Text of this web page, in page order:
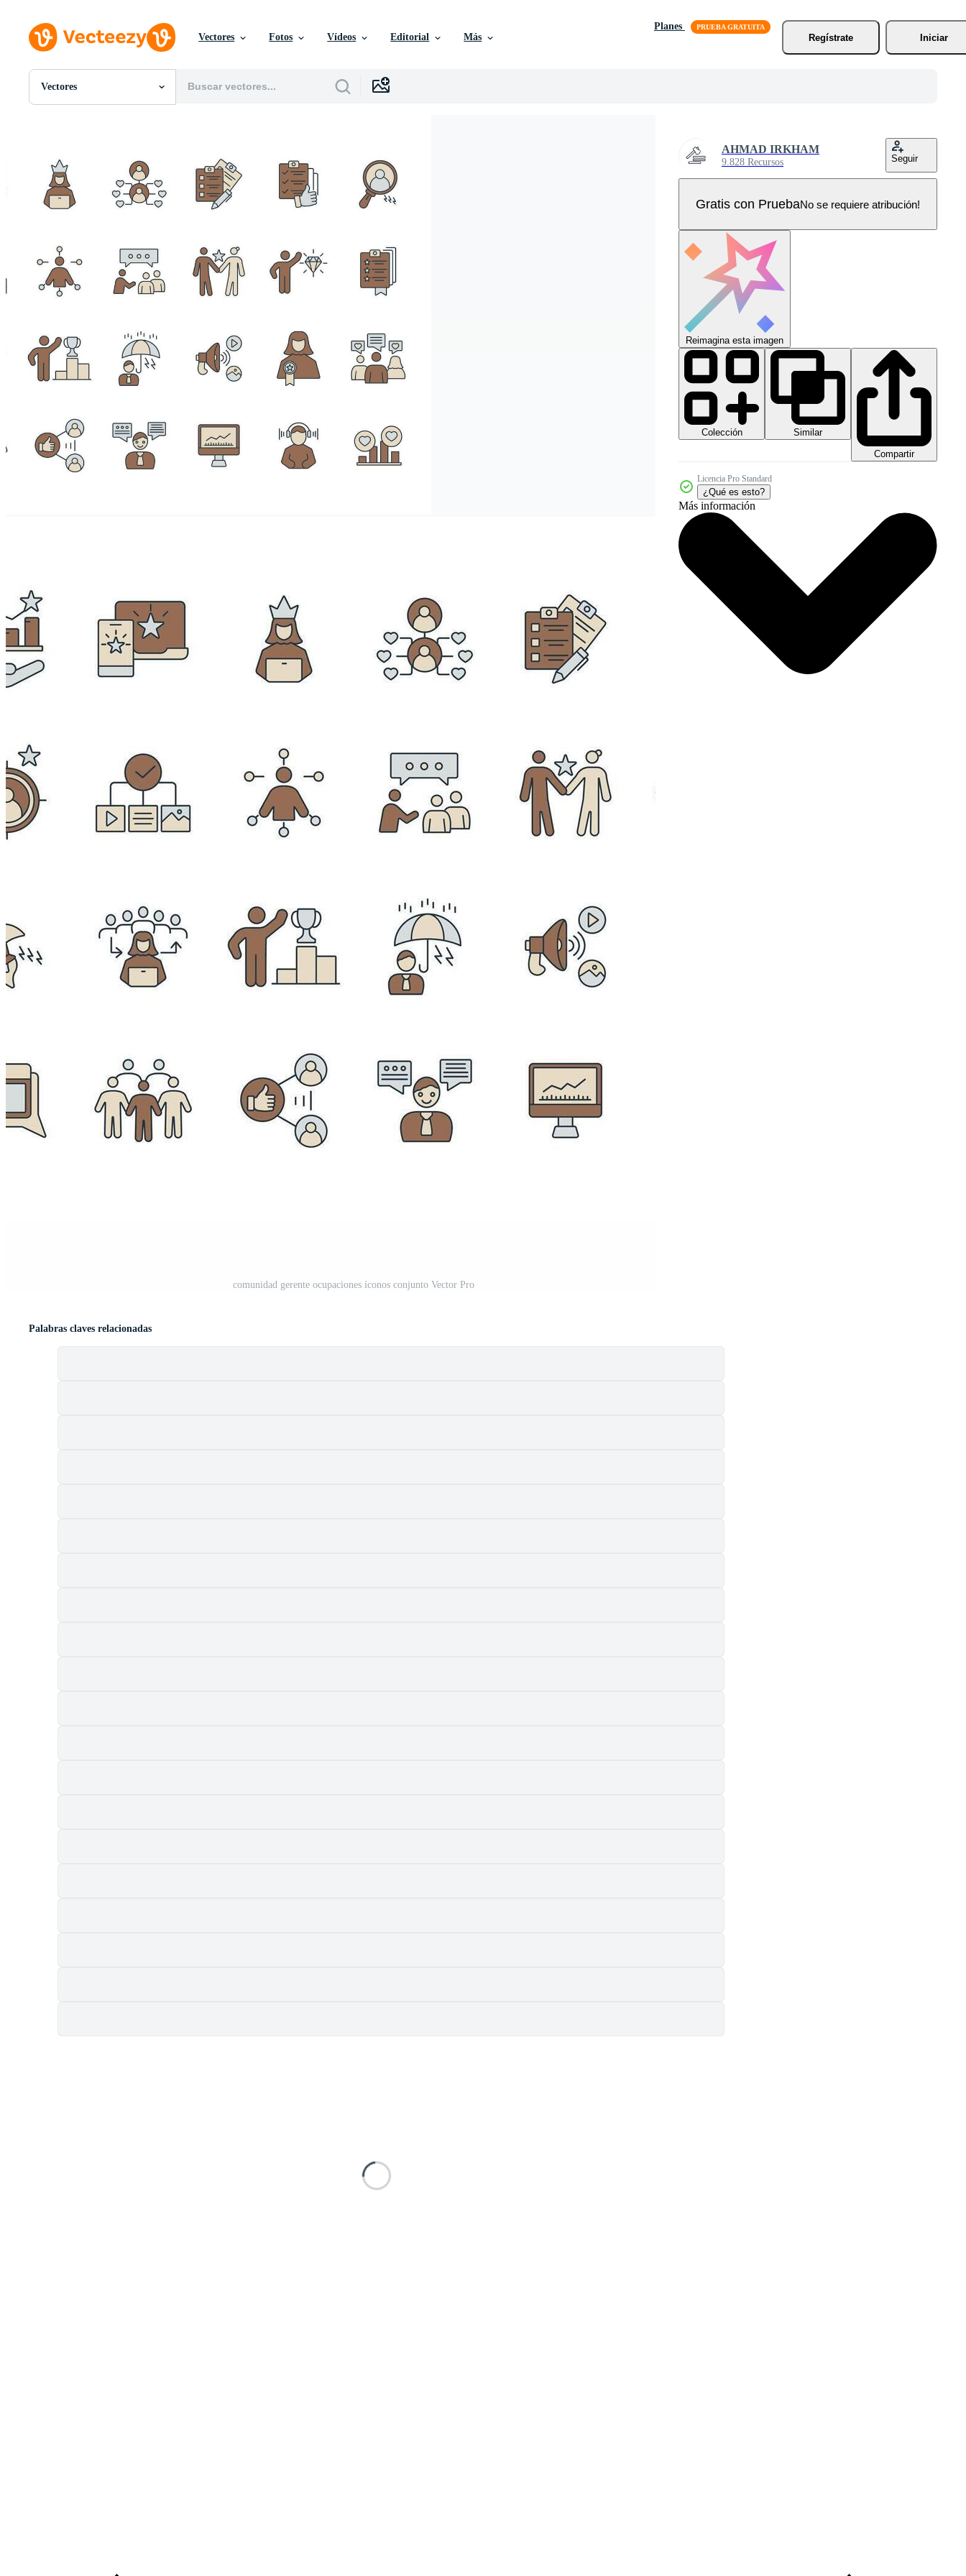
Vectores Fotos Vídeos Editorial Más
Planes
Regístrate
Iniciar
Vectores
Todas Imágenes
SVGs
Plantillas
Vectores
Videos
Eventos Editoriales
comunidad gerente ocupaciones íconos conjunto Vector Pro
AHMAD IRKHAM
9.828 Recursos Seguir
Gratis con PruebaNo se requiere atribución!
Reimagina esta imagen
Colección
Similar
Compartir
Licencia Pro Standard
¿Qué es esto?
Más información
Palabras claves relacionadas